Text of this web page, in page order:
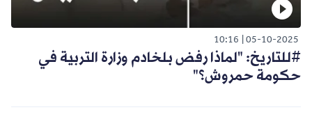
05-10-2025
10:16
#للتاريخ: "لماذا رفض بلخادم وزارة التربية في
حكومة حمروش؟"